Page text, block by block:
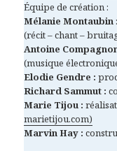
Équipe de création :
Mélanie Montaubin
(récit – chant –
Antoine
(musique
Elodie Gendre :
Richard Sammut :
Marie Tijou :
marietijou.com)
Marvin Hay :